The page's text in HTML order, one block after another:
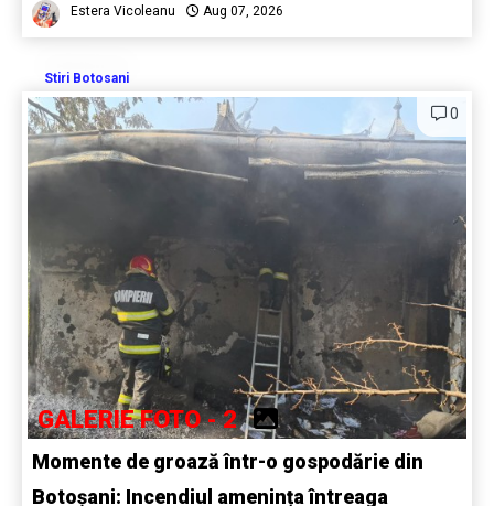
Estera Vicoleanu Aug 07, 2026
Stiri Botosani
0
GALERIE FOTO - 2
Momente de groază într-o gospodărie din
Botoșani: Incendiul amenința întreaga